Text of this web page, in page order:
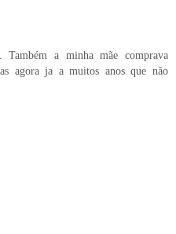
Também a minha mãe comprava
agora ja a muitos anos que não